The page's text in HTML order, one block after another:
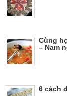
Cùng
– Nam
6 cách